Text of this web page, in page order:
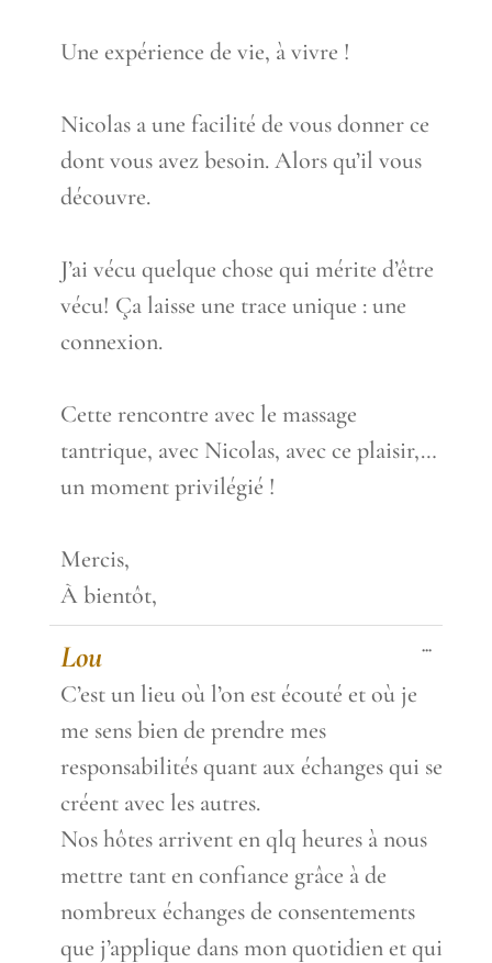
Une expérience de vie, à vivre !
Nicolas a une facilité de vous donner ce
dont vous avez besoin. Alors qu’il vous
découvre.
J’ai vécu quelque chose qui mérite d’être
vécu! Ça laisse une trace unique : une
connexion.
Cette rencontre avec le massage
tantrique, avec Nicolas, avec ce plaisir,…
un moment privilégié !
Mercis,
À bientôt,
Lou
C’est un lieu où l’on est écouté et où je
me sens bien de prendre mes
responsabilités quant aux échanges qui se
créent avec les autres.
Nos hôtes arrivent en qlq heures à nous
mettre tant en confiance grâce à de
nombreux échanges de consentements
que j’applique dans mon quotidien et qui
...Toggle